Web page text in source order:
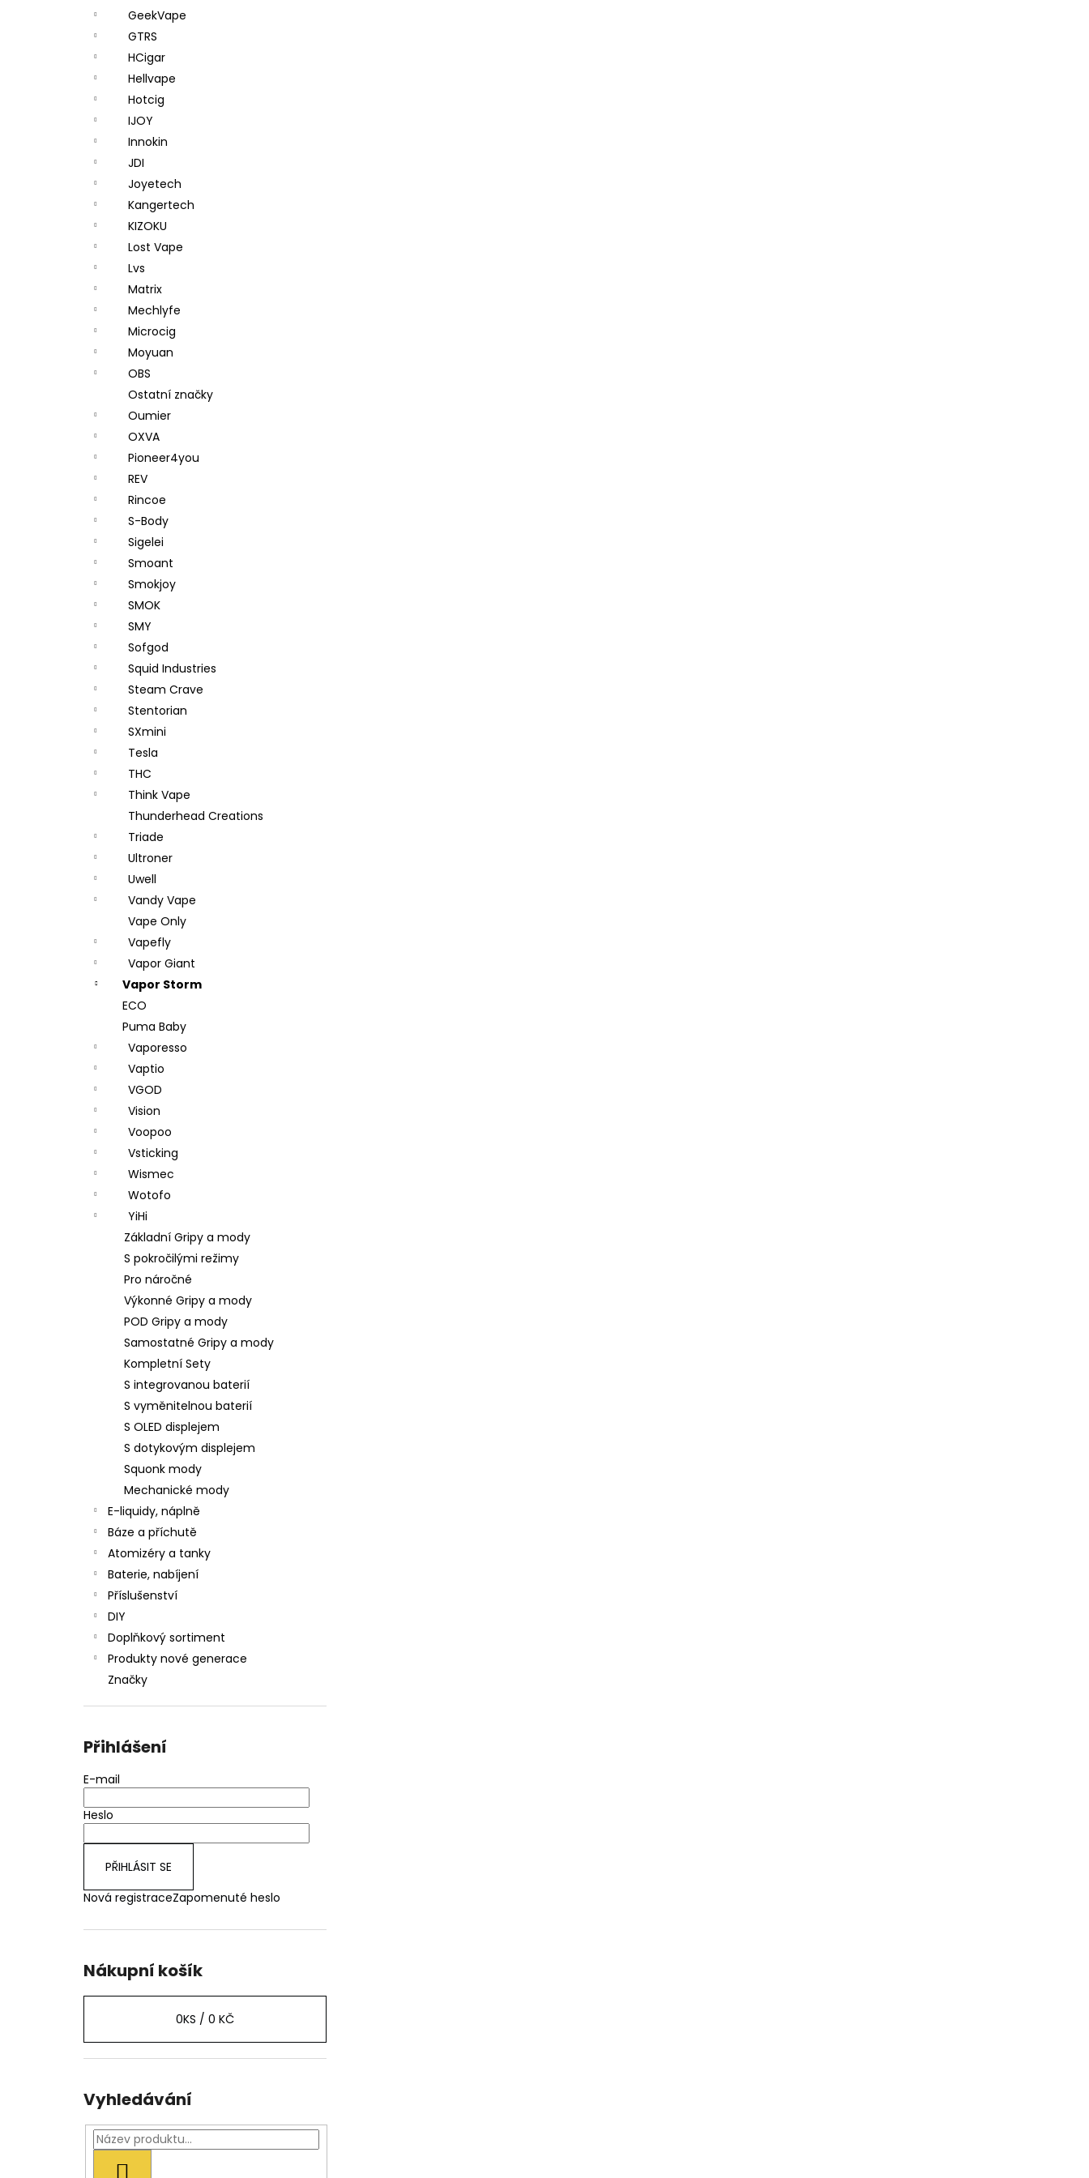
GeekVape
GTRS
HCigar
Hellvape
Hotcig
IJOY
Innokin
JDI
Joyetech
Kangertech
KIZOKU
Lost Vape
Lvs
Matrix
Mechlyfe
Microcig
Moyuan
OBS
Ostatní značky
Oumier
OXVA
Pioneer4you
REV
Rincoe
S-Body
Sigelei
Smoant
Smokjoy
SMOK
SMY
Sofgod
Squid Industries
Steam Crave
Stentorian
SXmini
Tesla
THC
Think Vape
Thunderhead Creations
Triade
Ultroner
Uwell
Vandy Vape
Vape Only
Vapefly
Vapor Giant
Vapor Storm
ECO
Puma Baby
Vaporesso
Vaptio
VGOD
Vision
Voopoo
Vsticking
Wismec
Wotofo
YiHi
Základní Gripy a mody
S pokročilými režimy
Pro náročné
Výkonné Gripy a mody
POD Gripy a mody
Samostatné Gripy a mody
Kompletní Sety
S integrovanou baterií
S vyměnitelnou baterií
S OLED displejem
S dotykovým displejem
Squonk mody
Mechanické mody
E-liquidy, náplně
Báze a příchutě
Atomizéry a tanky
Baterie, nabíjení
Příslušenství
DIY
Doplňkový sortiment
Produkty nové generace
Značky
Přihlášení
E-mail
Heslo
PŘIHLÁSIT SE
Nová registraceZapomenuté heslo
Nákupní košík
0KS / 0 KČ
Vyhledávání